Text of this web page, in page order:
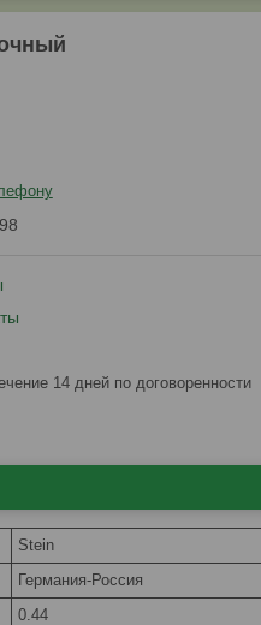
14 дней по договоренности
Stein
Германия-Россия
0.44